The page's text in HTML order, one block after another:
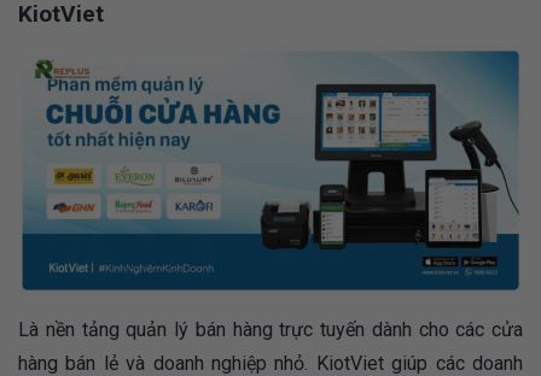
KiotViet
Là nền tảng quản lý bán hàng trực tuyến dành cho các cửa
hàng bán lẻ và doanh nghiệp nhỏ. KiotViet giúp các doanh